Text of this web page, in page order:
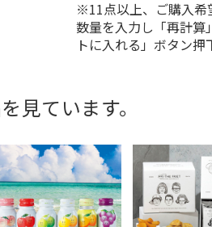
※11点以上、ご購入希
数量を入力し「再計算
トに入れる」ボタン押
見ています。